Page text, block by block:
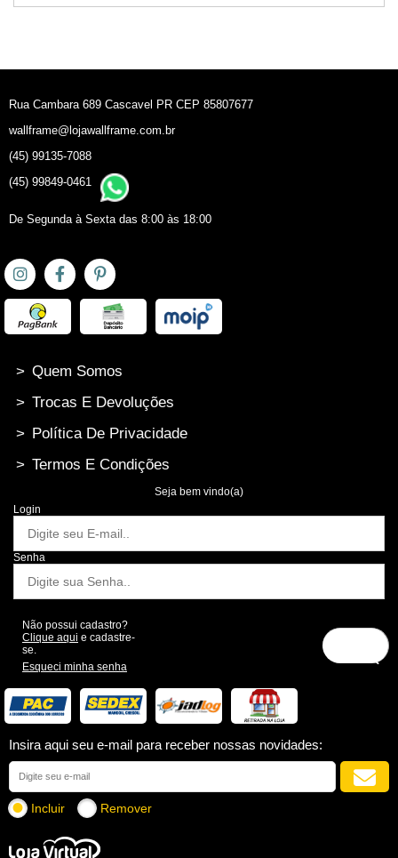
Rua Cambara 689 Cascavel PR CEP 85807677
wallframe@lojawallframe.com.br
(45) 99135-7088
(45) 99849-0461
De Segunda à Sexta das 8:00 às 18:00
> Quem Somos
> Trocas E Devoluções
> Política De Privacidade
> Termos E Condições
Seja bem vindo(a)
Login
Senha
Não possui cadastro?
Clique aqui e cadastre-
se.
Esqueci minha senha
Insira aqui seu e-mail para receber nossas novidades:
Incluir Remover